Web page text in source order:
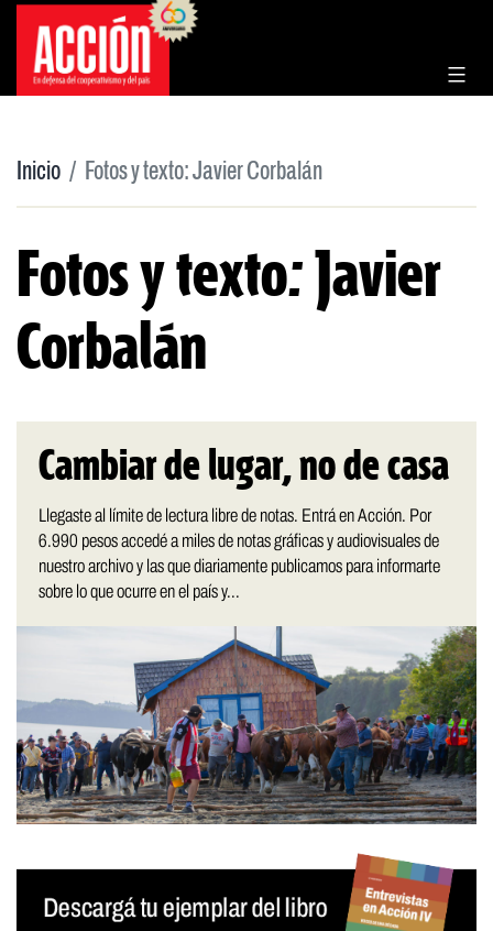
Saltar
contenido
Inicio Fotos y texto: Javier Corbalán
Fotos y texto: Javier
Corbalán
Cambiar de lugar, no de casa
Llegaste al límite de lectura libre de notas. Entrá en Acción. Por
6.990 pesos accedé a miles de notas gráficas y audiovisuales de
nuestro archivo y las que diariamente publicamos para informarte
sobre lo que ocurre en el país y...